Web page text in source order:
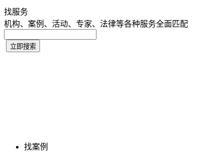
找服务
机构、案例、活动、专家、法律等各种服务全面匹配
找案例